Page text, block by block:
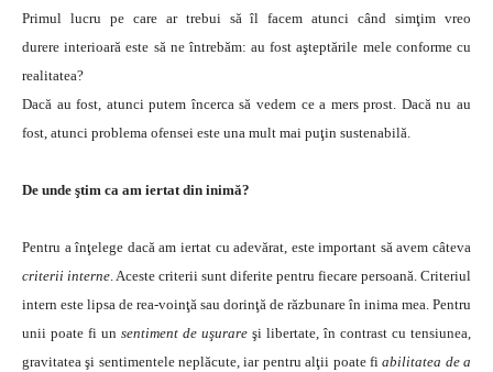
Primul lucru pe care ar trebui să îl facem atunci când simţim vreo
durere interioară este să ne întrebăm: au fost aşteptările mele conforme cu
realitatea?
Dacă au fost, atunci putem încerca să vedem ce a mers prost. Dacă nu au
fost, atunci problema ofensei este una mult mai puţin sustenabilă.
De unde ştim ca am iertat din inimă?
Pentru a înţelege dacă am iertat cu adevărat, este important să avem câteva
criterii interne. Aceste criterii sunt diferite pentru fiecare persoană. Criteriul
intern este lipsa de rea-voinţă sau dorinţă de răzbunare în inima mea. Pentru
unii poate fi un sentiment de uşurare şi libertate, în contrast cu tensiunea,
gravitatea şi sentimentele neplăcute, iar pentru alţii poate fiabilitatea de a